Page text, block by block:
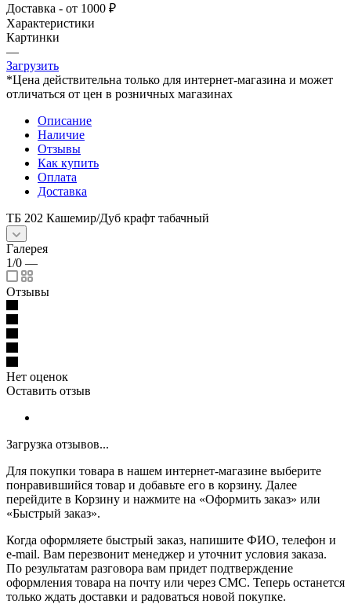
Доставка - от 1000 ₽
Характеристики
Картинки
—
Загрузить
*Цена действительна только для интернет-магазина и может
отличаться от цен в розничных магазинах
Описание
Наличие
Отзывы
Как купить
Оплата
Доставка
ТБ 202 Кашемир/Дуб крафт табачный
Галерея
1/0 —
Отзывы
Нет оценок
Оставить отзыв
Загрузка отзывов...
Для покупки товара в нашем интернет-магазине выберите
понравившийся товар и добавьте его в корзину. Далее
перейдите в Корзину и нажмите на «Оформить заказ» или
«Быстрый заказ».
Когда оформляете быстрый заказ, напишите ФИО, телефон и
e-mail. Вам перезвонит менеджер и уточнит условия заказа.
По результатам разговора вам придет подтверждение
оформления товара на почту или через СМС. Теперь останется
только ждать доставки и радоваться новой покупке.